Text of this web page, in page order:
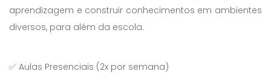
aprendizagem e construir conhecimentos em ambientes
diversos, para além da escola.
✅ Aulas Presenciais (2x por semana)